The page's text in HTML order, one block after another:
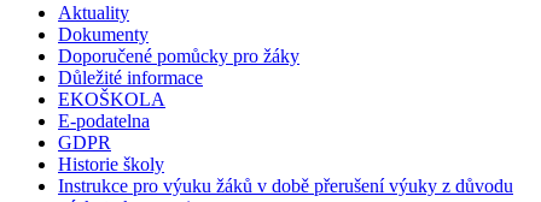
Aktuality
Dokumenty
Doporučené pomůcky pro žáky
Důležité informace
EKOŠKOLA
E-podatelna
GDPR
Historie školy
Instrukce pro výuku žáků v době přerušení výuky z důvodu